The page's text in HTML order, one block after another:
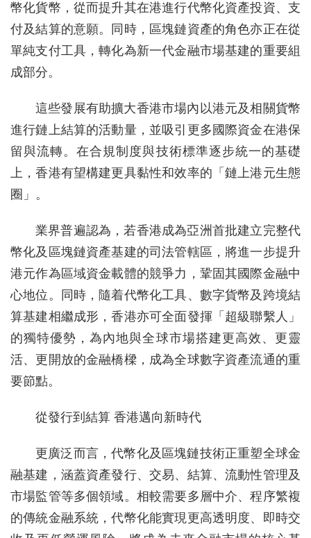
幣化貨幣，從而提升其在港進行代幣化資產投資、支
付及結算的意願。同時，區塊鏈資產的角色亦正在從
單純支付工具，轉化為新一代金融市場基建的重要組
成部分。
這些發展有助擴大香港市場內以港元及相關貨幣
進行鏈上結算的活動量，並吸引更多國際資金在港保
留與流轉。在合規制度與技術標準逐步統一的基礎
上，香港有望構建更具黏性和效率的「鏈上港元生態
圈」。
業界普遍認為，若香港成為亞洲首批建立完整代
幣化及區塊鏈資產基建的司法管轄區，將進一步提升
港元作為區域資金載體的競爭力，鞏固其國際金融中
心地位。同時，隨着代幣化工具、數字貨幣及跨境結
算基建相繼成形，香港亦可全面發揮「超級聯繫人」
的獨特優勢，為內地與全球市場搭建更高效、更靈
活、更開放的金融橋樑，成為全球數字資產流通的重
要節點。
從發行到結算 香港邁向新時代
更廣泛而言，代幣化及區塊鏈技術正重塑全球金
融基建，涵蓋資產發行、交易、結算、流動性管理及
市場監管等多個領域。相較需要多層中介、程序繁複
的傳統金融系統，代幣化能實現更高透明度、即時交